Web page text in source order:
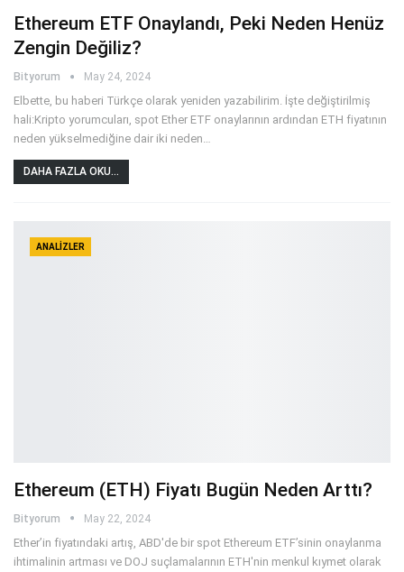
Ethereum ETF Onaylandı, Peki Neden Henüz
Zengin Değiliz?
Bityorum May 24, 2024
Elbette, bu haberi Türkçe olarak yeniden yazabilirim. İşte değiştirilmiş
hali:Kripto yorumcuları, spot Ether ETF onaylarının ardından ETH fiyatının
neden yükselmediğine dair iki neden…
DAHA FAZLA OKU...
ANALIZLER
Ethereum (ETH) Fiyatı Bugün Neden Arttı?
Bityorum May 22, 2024
Ether’in fiyatındaki artış, ABD'de bir spot Ethereum ETF’sinin onaylanma
ihtimalinin artması ve DOJ suçlamalarının ETH'nin menkul kıymet olarak